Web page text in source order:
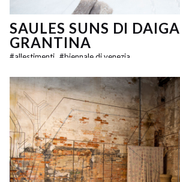
SAULES SUNS DI DAIGA
GRANTINA
#allestimenti #biennale di venezia